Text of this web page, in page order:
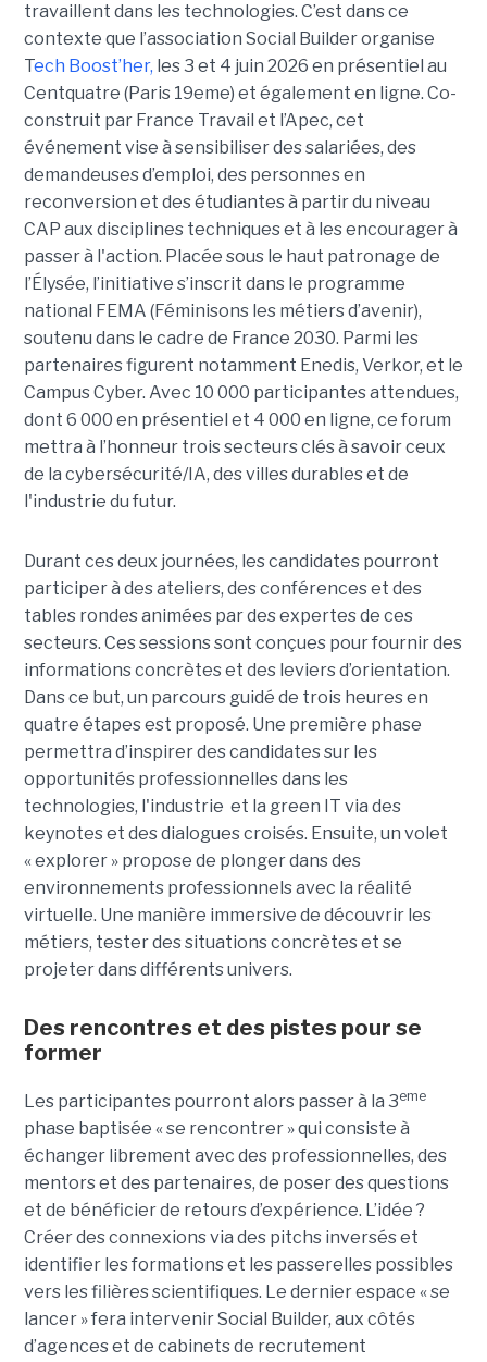
travaillent dans les technologies. C’est dans ce
contexte que l’association Social Builder organise
Tech Boost’her, les 3 et 4 juin 2026 en présentiel au
Centquatre (Paris 19eme) et également en ligne. Co-
construit par France Travail et l’Apec, cet
événement vise à sensibiliser des salariées, des
demandeuses d’emploi, des personnes en
reconversion et des étudiantes à partir du niveau
CAP aux disciplines techniques et à les encourager à
passer à l'action. Placée sous le haut patronage de
l’Élysée, l’initiative s’inscrit dans le programme
national FEMA (Féminisons les métiers d’avenir),
soutenu dans le cadre de France 2030. Parmi les
partenaires figurent notamment Enedis, Verkor, et le
Campus Cyber. Avec 10 000 participantes attendues,
dont 6 000 en présentiel et 4 000 en ligne, ce forum
mettra à l’honneur trois secteurs clés à savoir ceux
de la cybersécurité/IA, des villes durables et de
l'industrie du futur.
Durant ces deux journées, les candidates pourront
participer à des ateliers, des conférences et des
tables rondes animées par des expertes de ces
secteurs. Ces sessions sont conçues pour fournir des
informations concrètes et des leviers d’orientation.
Dans ce but, un parcours guidé de trois heures en
quatre étapes est proposé. Une première phase
permettra d’inspirer des candidates sur les
opportunités professionnelles dans les
technologies, l'industrie et la green IT via des
keynotes et des dialogues croisés. Ensuite, un volet
« explorer » propose de plonger dans des
environnements professionnels avec la réalité
virtuelle. Une manière immersive de découvrir les
métiers, tester des situations concrètes et se
projeter dans différents univers.
Des rencontres et des pistes pour se
former
Les participantes pourront alors passer à la 3eme
phase baptisée « se rencontrer » qui consiste à
échanger librement avec des professionnelles, des
mentors et des partenaires, de poser des questions
et de bénéficier de retours d’expérience. L’idée ?
Créer des connexions via des pitchs inversés et
identifier les formations et les passerelles possibles
vers les filières scientifiques. Le dernier espace « se
lancer » fera intervenir Social Builder, aux côtés
d’agences et de cabinets de recrutement